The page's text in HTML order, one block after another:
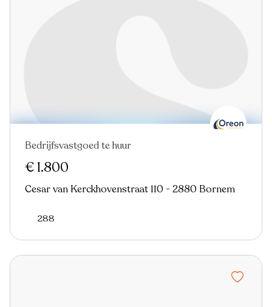
Bedrijfsvastgoed te huur
€ 1.800
Cesar van Kerckhovenstraat 110 - 2880 Bornem
288